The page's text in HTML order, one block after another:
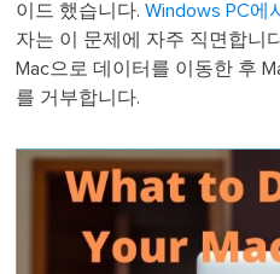
이드 했습니다.Windows PC에
자는 이 문제에 자주 직면합니
Mac으로 데이터를 이동한 후
를 거부합니다.